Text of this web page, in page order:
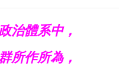
治體系中，
所作所為，